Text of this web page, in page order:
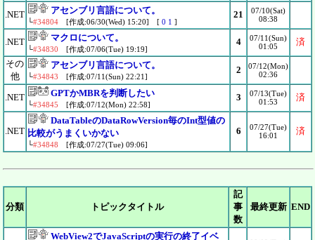
.NET アセンブリ言語について。
└#34804 [作成:06/30(Wed) 15:20] [ 0 1 ]
21
07/10(Sat)
08:38
.NET マクロについて。
└#34830 [作成:07/06(Tue) 19:19]
4
07/11(Sun)
01:05
済
その
他
アセンブリ言語について。
└#34843 [作成:07/11(Sun) 22:21]
2
07/12(Mon)
02:36
.NET GPTかMBRを判断したい
└#34845 [作成:07/12(Mon) 22:58]
3
07/13(Tue)
01:53
済
.NET
DataTableのDataRowVersion毎のInt型値の
比較がうまくいかない
└#34848 [作成:07/27(Tue) 09:06]
6
07/27(Tue)
16:01
済
分類 トピックタイトル
記
事
数
最終更新 END
WebView2でJavaScriptの実行の終了イベ